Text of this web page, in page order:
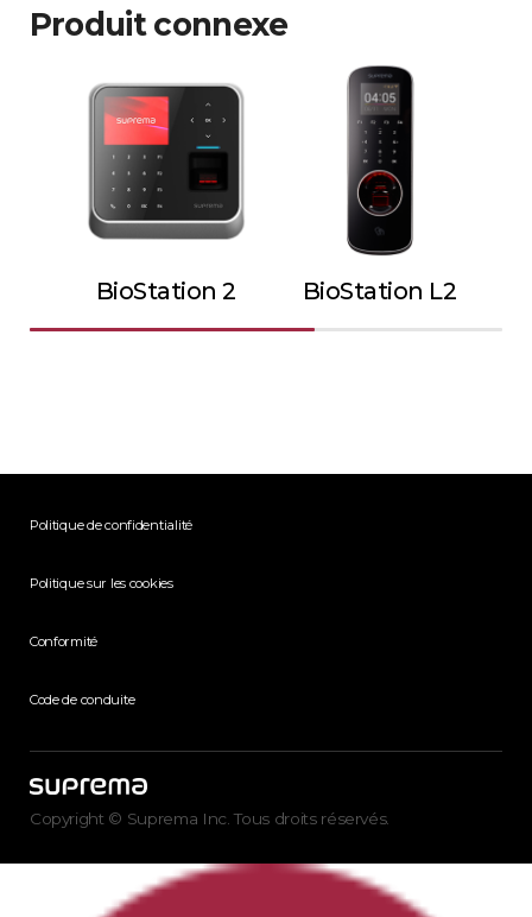
Produit connexe
BioStation 2 BioStation L2
Politique de confidentialité
Politique sur les cookies
Conformité
Code de conduite
Copyright © Suprema Inc. Tous droits réservés.